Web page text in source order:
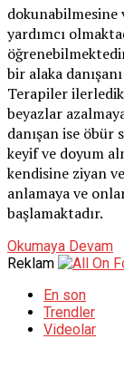
dokunabilmesine
yardımcı
bir alaka
Terapiler
beyazlar
danışan ise öbür
keyif ve doyum
kendisine ziyan
anlamaya ve
başlamaktadır.
Okumaya Devam
Reklam
En son
Trendler
Videolar